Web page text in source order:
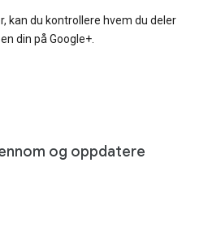
kan du kontrollere hvem du deler
din på Google+.
og oppdatere